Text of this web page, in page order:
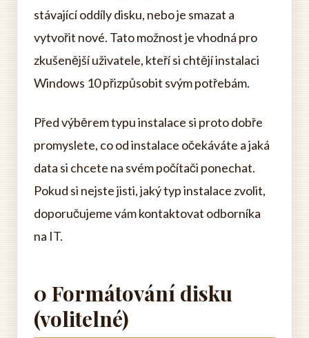
stávající oddíly disku, nebo je smazat a
vytvořit nové. Tato možnost je vhodná pro
zkušenější uživatele, kteří si chtějí instalaci
Windows 10 přizpůsobit svým potřebám.
Před výběrem typu instalace si proto dobře
promyslete, co od instalace očekáváte a jaká
data si chcete na svém počítači ponechat.
Pokud si nejste jisti, jaký typ instalace zvolit,
doporučujeme vám kontaktovat odborníka
na IT.
0 Formátování disku
(volitelné)